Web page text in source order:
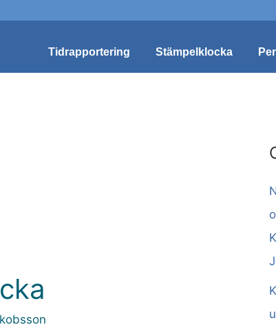
Tidrapportering Stämpelklocka